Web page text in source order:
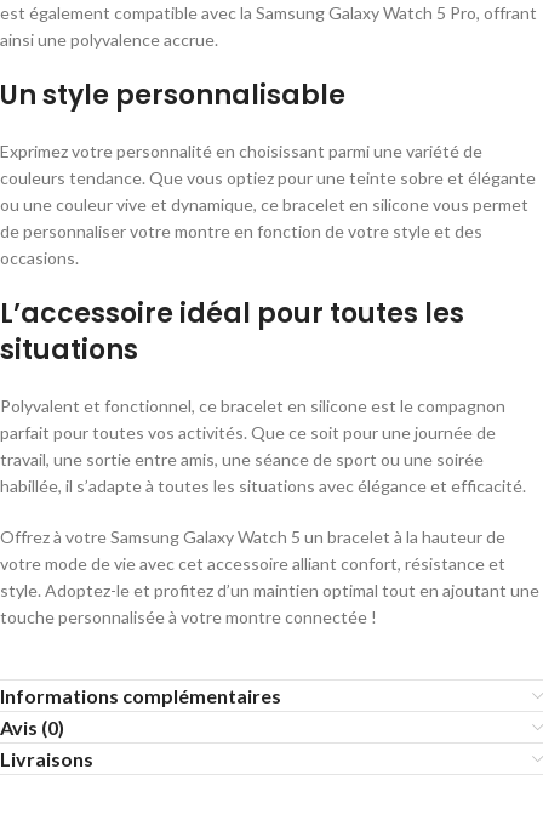
est également compatible avec la Samsung Galaxy Watch 5 Pro, offrant
ainsi une polyvalence accrue.
Un style personnalisable
Exprimez votre personnalité en choisissant parmi une variété de
couleurs tendance. Que vous optiez pour une teinte sobre et élégante
ou une couleur vive et dynamique, ce bracelet en silicone vous permet
de personnaliser votre montre en fonction de votre style et des
occasions.
L’accessoire idéal pour toutes les
situations
Polyvalent et fonctionnel, ce bracelet en silicone est le compagnon
parfait pour toutes vos activités. Que ce soit pour une journée de
travail, une sortie entre amis, une séance de sport ou une soirée
habillée, il s’adapte à toutes les situations avec élégance et efficacité.
Offrez à votre Samsung Galaxy Watch 5 un bracelet à la hauteur de
votre mode de vie avec cet accessoire alliant confort, résistance et
style. Adoptez-le et profitez d’un maintien optimal tout en ajoutant une
touche personnalisée à votre montre connectée !
Informations complémentaires
Avis (0)
Livraisons